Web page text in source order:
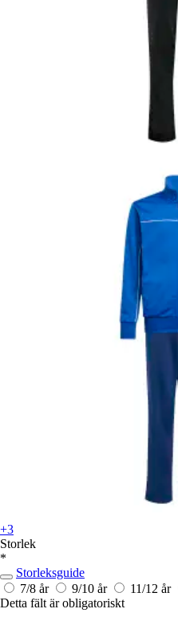
+3
Storlek
*
Storleksguide
7/8 år
9/10 år 11/12 år
Detta fält är obligatoriskt